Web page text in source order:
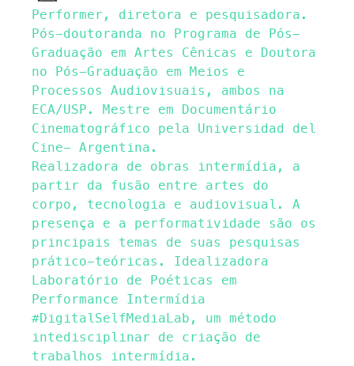
Performer, diretora e pesquisadora.
Pós-doutoranda no Programa de Pós-
Graduação em Artes Cênicas e Doutora
no Pós-Graduação em Meios e
Processos Audiovisuais, ambos na
ECA/USP. Mestre em Documentário
Cinematográfico pela Universidad del
Cine- Argentina.
Realizadora de obras intermídia, a
partir da fusão entre artes do
corpo, tecnologia e audiovisual. A
presença e a performatividade são os
principais temas de suas pesquisas
prático-teóricas. Idealizadora
Laboratório de Poéticas em
Performance Intermídia
#DigitalSelfMediaLab, um método
intedisciplinar de criação de
trabalhos intermídia.